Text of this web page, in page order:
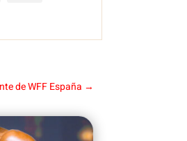
de WFF España →